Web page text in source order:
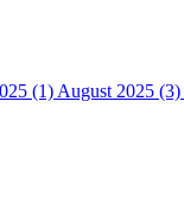
(1) August 2025 (3)